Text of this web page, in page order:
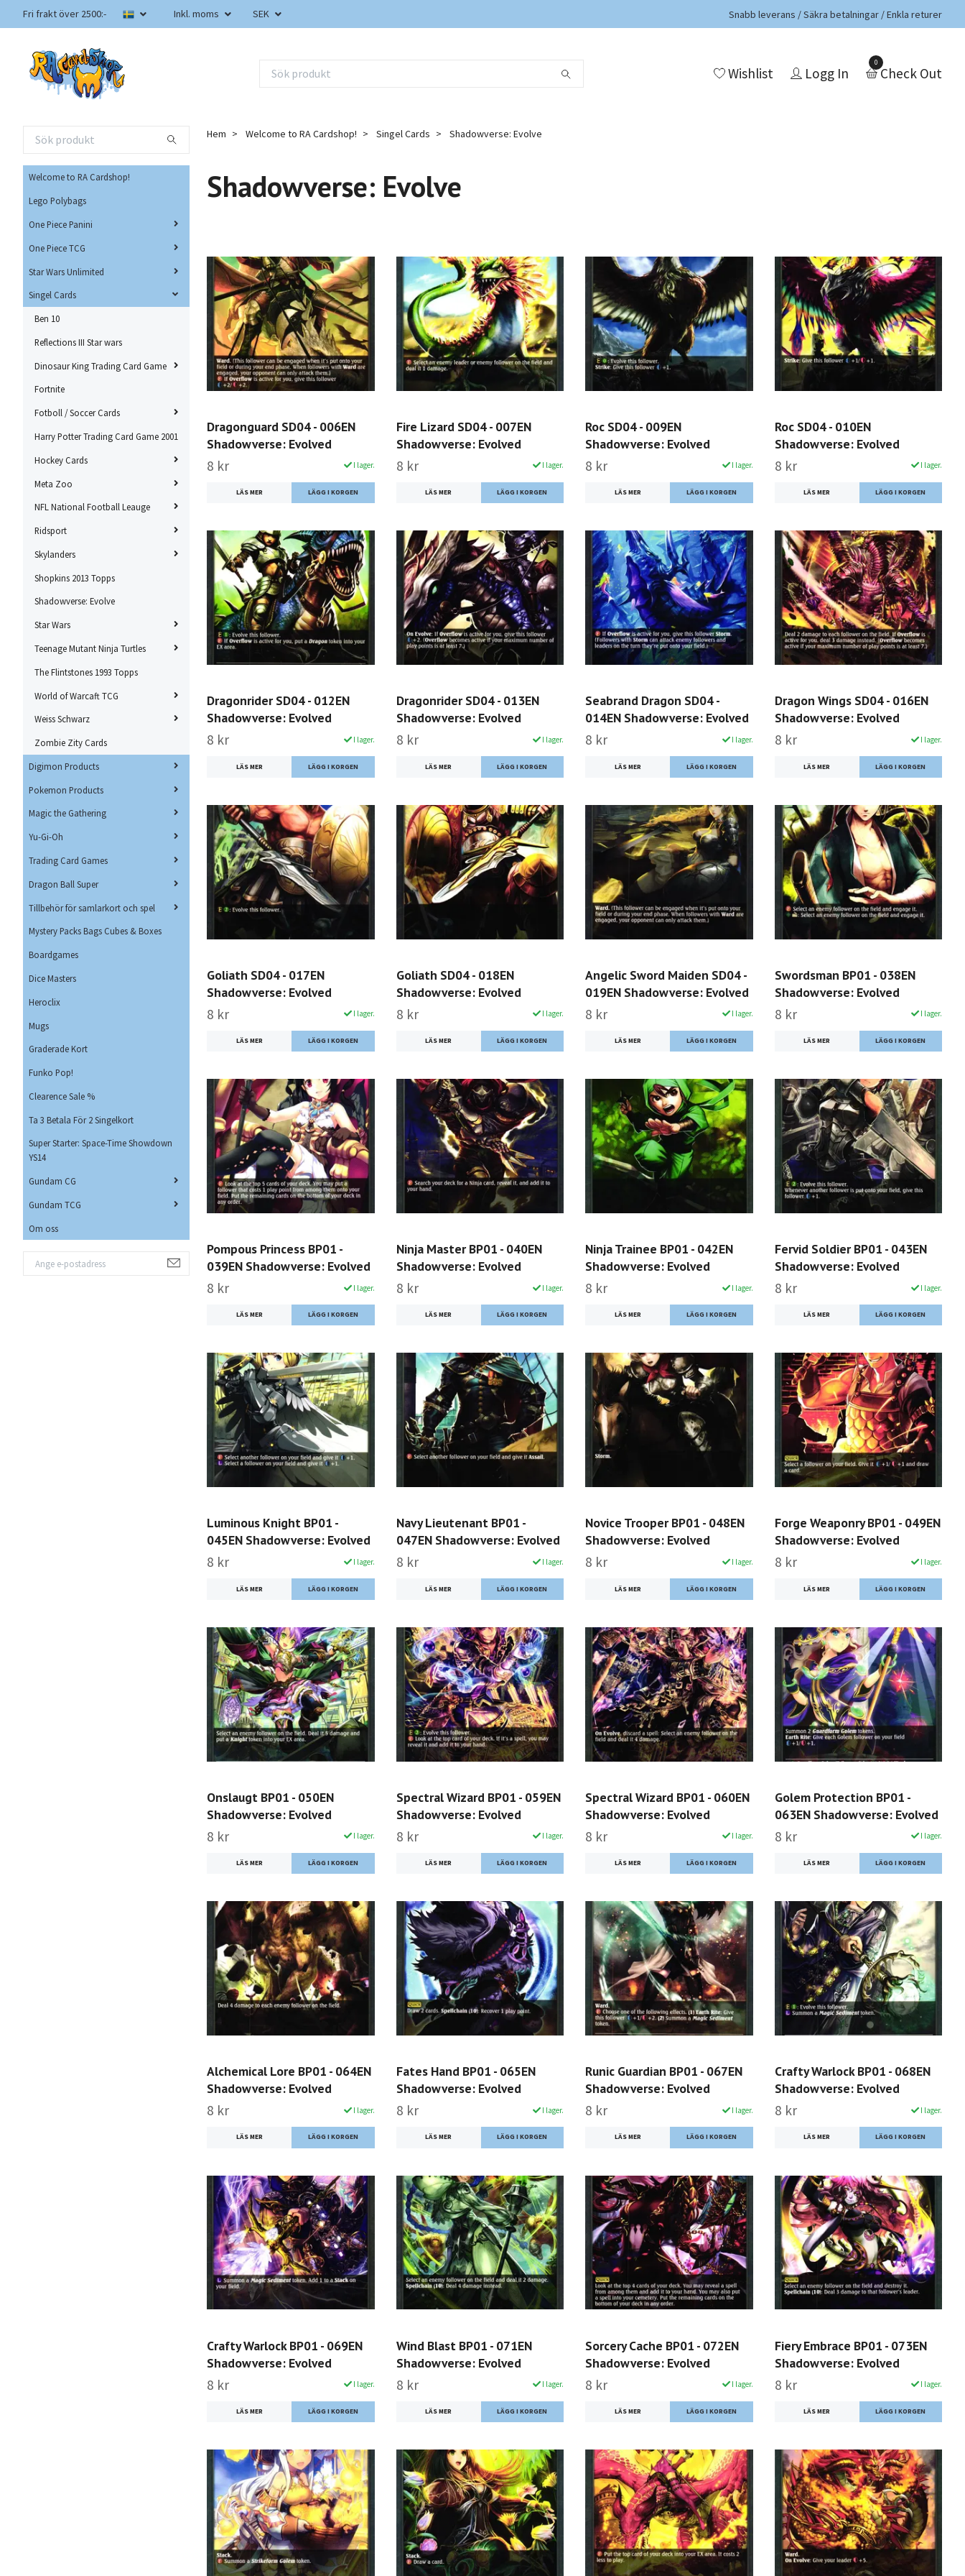
Fri frakt över 2500:- Inkl. moms SEK Snabb leverans / Säkra betalningar / Enkla returer
Wishlist Logg In
0
Check Out
Welcome to RA Cardshop!
Lego Polybags
One Piece Panini
One Piece TCG
Star Wars Unlimited
Singel Cards
Ben 10
Reflections III Star wars
Dinosaur King Trading Card Game
Fortnite
Fotboll / Soccer Cards
Harry Potter Trading Card Game 2001
Hockey Cards
Meta Zoo
NFL National Football Leauge
Ridsport
Skylanders
Shopkins 2013 Topps
Shadowverse: Evolve
Star Wars
Teenage Mutant Ninja Turtles
The Flintstones 1993 Topps
World of Warcaft TCG
Weiss Schwarz
Zombie Zity Cards
Digimon Products
Pokemon Products
Magic the Gathering
Yu-Gi-Oh
Trading Card Games
Dragon Ball Super
Tillbehör för samlarkort och spel
Mystery Packs Bags Cubes & Boxes
Boardgames
Dice Masters
Heroclix
Mugs
Graderade Kort
Funko Pop!
Clearence Sale %
Ta 3 Betala För 2 Singelkort
Super Starter: Space-Time Showdown
YS14
Gundam CG
Gundam TCG
Om oss
Hem Welcome to RA Cardshop! Singel Cards Shadowverse: Evolve
Shadowverse: Evolve
Dragonguard SD04 - 006EN
Shadowverse: Evolved
8 kr I lager.
LÄS MER
Fire Lizard SD04 - 007EN
Shadowverse: Evolved
8 kr I lager.
LÄS MER
Roc SD04 - 009EN
Shadowverse: Evolved
8 kr I lager.
LÄS MER
Roc SD04 - 010EN
Shadowverse: Evolved
8 kr I lager.
LÄS MER
Dragonrider SD04 - 012EN
Shadowverse: Evolved
8 kr I lager.
LÄS MER
Dragonrider SD04 - 013EN
Shadowverse: Evolved
8 kr I lager.
LÄS MER
Seabrand Dragon SD04 -
014EN Shadowverse: Evolved
8 kr I lager.
LÄS MER
Dragon Wings SD04 - 016EN
Shadowverse: Evolved
8 kr I lager.
LÄS MER
Goliath SD04 - 017EN
Shadowverse: Evolved
8 kr I lager.
LÄS MER
Goliath SD04 - 018EN
Shadowverse: Evolved
8 kr I lager.
LÄS MER
Angelic Sword Maiden SD04 -
019EN Shadowverse: Evolved
8 kr I lager.
LÄS MER
Swordsman BP01 - 038EN
Shadowverse: Evolved
8 kr I lager.
LÄS MER
Pompous Princess BP01 -
039EN Shadowverse: Evolved
8 kr I lager.
LÄS MER
Ninja Master BP01 - 040EN
Shadowverse: Evolved
8 kr I lager.
LÄS MER
Ninja Trainee BP01 - 042EN
Shadowverse: Evolved
8 kr I lager.
LÄS MER
Fervid Soldier BP01 - 043EN
Shadowverse: Evolved
8 kr I lager.
LÄS MER
Luminous Knight BP01 -
045EN Shadowverse: Evolved
8 kr I lager.
LÄS MER
Navy Lieutenant BP01 -
047EN Shadowverse: Evolved
8 kr I lager.
LÄS MER
Novice Trooper BP01 - 048EN
Shadowverse: Evolved
8 kr I lager.
LÄS MER
Forge Weaponry BP01 - 049EN
Shadowverse: Evolved
8 kr I lager.
LÄS MER
Onslaugt BP01 - 050EN
Shadowverse: Evolved
8 kr I lager.
LÄS MER
Spectral Wizard BP01 - 059EN
Shadowverse: Evolved
8 kr I lager.
LÄS MER
Spectral Wizard BP01 - 060EN
Shadowverse: Evolved
8 kr I lager.
LÄS MER
Golem Protection BP01 -
063EN Shadowverse: Evolved
8 kr I lager.
LÄS MER
Alchemical Lore BP01 - 064EN
Shadowverse: Evolved
8 kr I lager.
LÄS MER
Fates Hand BP01 - 065EN
Shadowverse: Evolved
8 kr I lager.
LÄS MER
Runic Guardian BP01 - 067EN
Shadowverse: Evolved
8 kr I lager.
LÄS MER
Crafty Warlock BP01 - 068EN
Shadowverse: Evolved
8 kr I lager.
LÄS MER
Crafty Warlock BP01 - 069EN
Shadowverse: Evolved
8 kr I lager.
LÄS MER
Wind Blast BP01 - 071EN
Shadowverse: Evolved
8 kr I lager.
LÄS MER
Sorcery Cache BP01 - 072EN
Shadowverse: Evolved
8 kr I lager.
LÄS MER
Fiery Embrace BP01 - 073EN
Shadowverse: Evolved
8 kr I lager.
LÄS MER